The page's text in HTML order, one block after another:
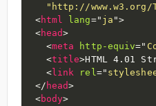
"http://
<html lang=" ja ">
<head>
<meta http-equiv="
<title>HTML 4.01
<link rel="
</ head>
<body>